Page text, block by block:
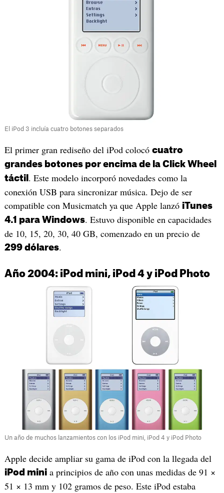
El iPod 3 incluía cuatro botones separados
El primer gran rediseño del iPod colocó cuatro
grandes botones por encima de la Click Wheel
táctil . Este modelo incorporó novedades como la
conexión USB para sincronizar música. Dejo de ser
compatible con Musicmatch ya que Apple lanzó iTunes
4.1 para Windows. Estuvo disponible en capacidades
de 10, 15, 20, 30, 40 GB, comenzado en un precio de
299 dólares.
Año 2004: iPod mini, iPod 4 y iPod Photo
Un año de muchos lanzamientos con los iPod mini, iPod 4 y iPod Photo
Apple decide ampliar su gama de iPod con la llegada del
iPod minia principios de año con unas medidas de 91 ×
51 × 13 mm y 102 gramos de peso. Este iPod estaba